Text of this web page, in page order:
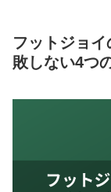
フットジョ
敗しない4つ